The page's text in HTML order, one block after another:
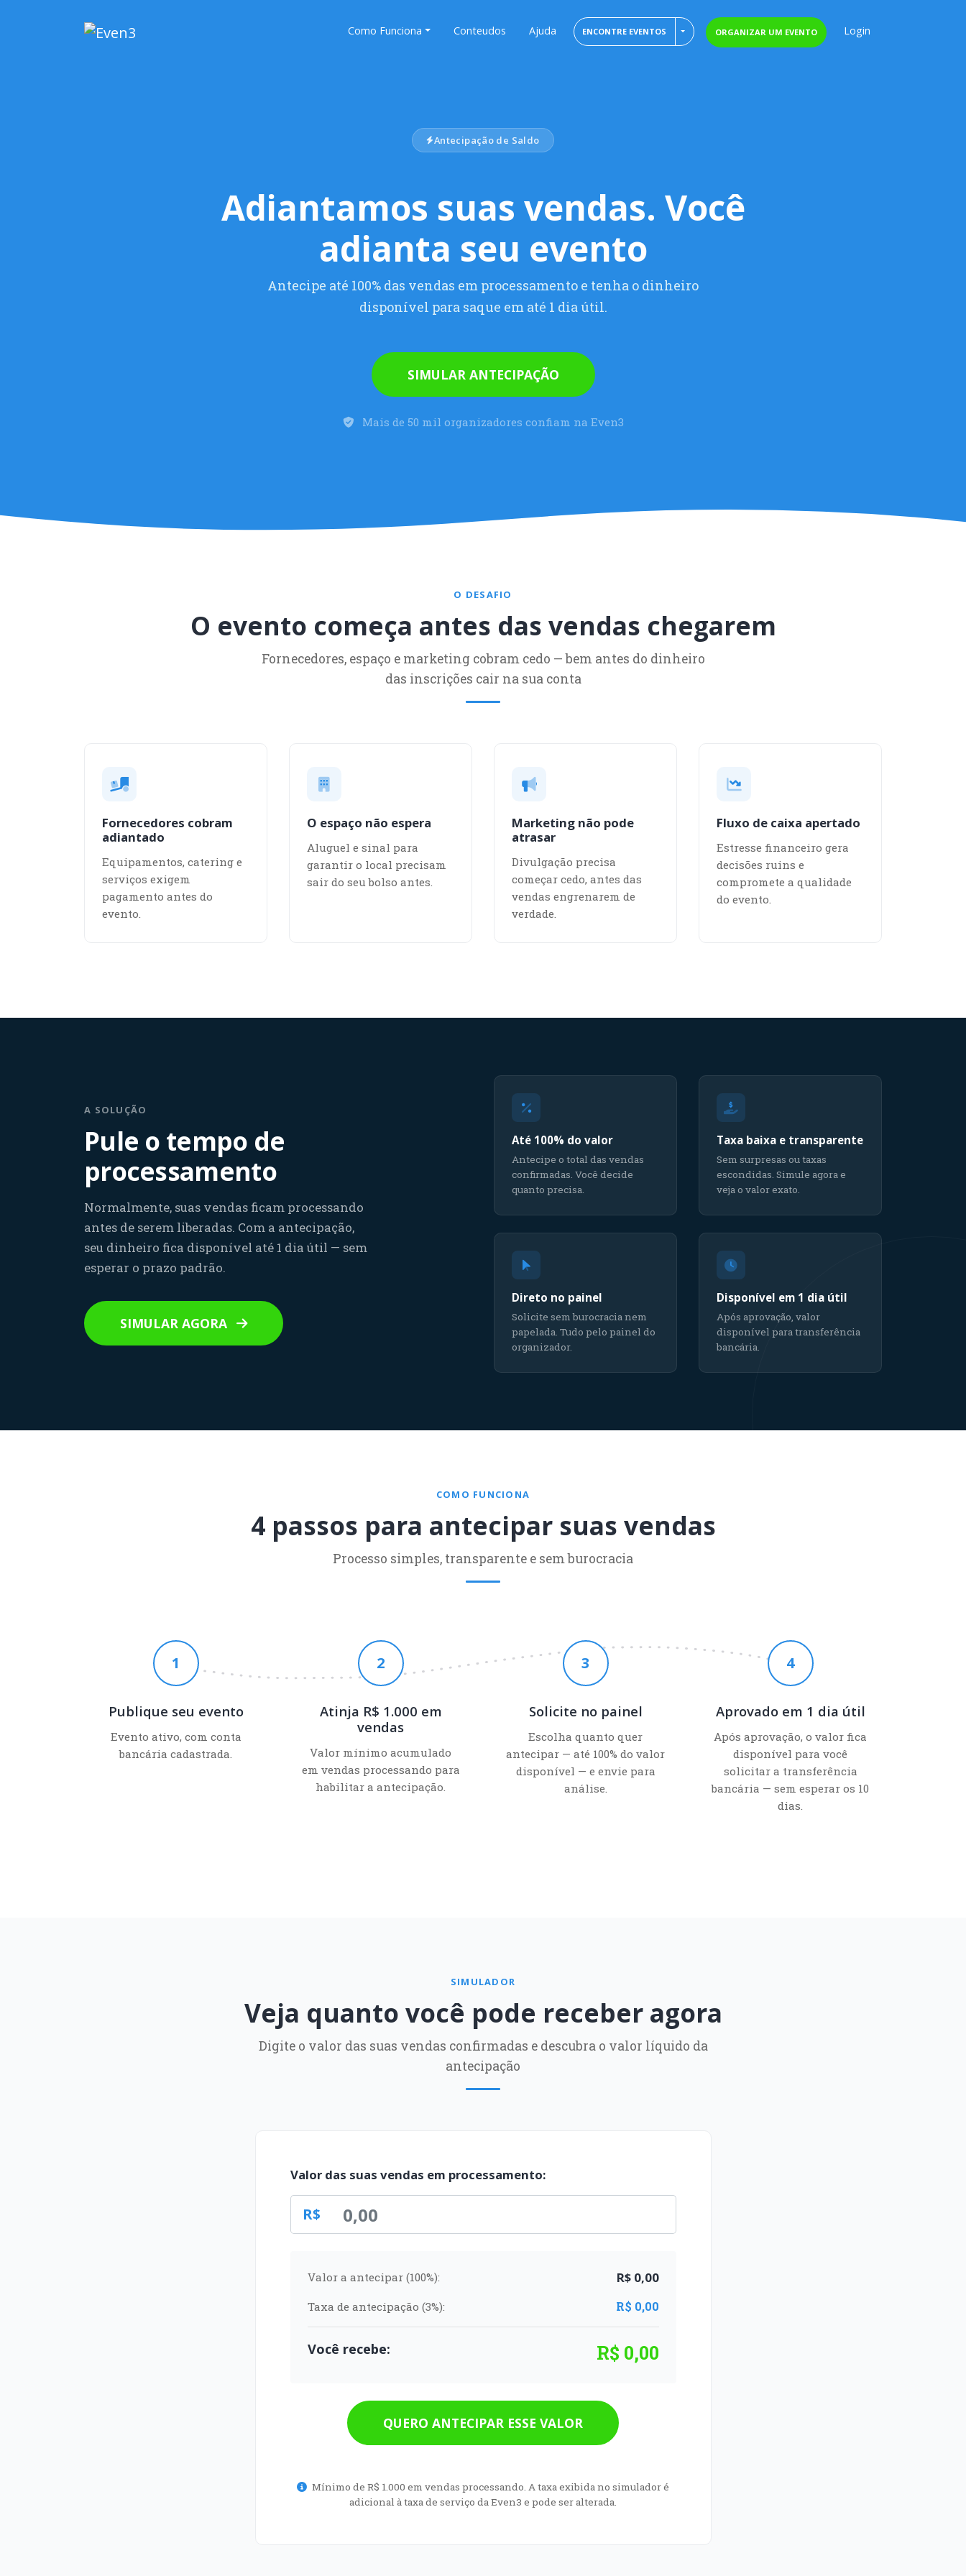
Como Funciona Conteudos Ajuda ENCONTRE EVENTOS TOGGLE DROPDOWN
ORGANIZAR UM EVENTO Login
Antecipação de Saldo
Adiantamos suas vendas. Você
adianta seu evento
Antecipe até 100% das vendas em processamento e tenha o dinheiro
disponível para saque em até 1 dia útil.
SIMULAR ANTECIPAÇÃO
Mais de 50 mil organizadores confiam na Even3
O DESAFIO
O evento começa antes das vendas chegarem
Fornecedores, espaço e marketing cobram cedo — bem antes do dinheiro
das inscrições cair na sua conta
Fornecedores cobram
adiantado
Equipamentos, catering e
serviços exigem
pagamento antes do
evento.
O espaço não espera
Aluguel e sinal para
garantir o local precisam
sair do seu bolso antes.
Marketing não pode
atrasar
Divulgação precisa
começar cedo, antes das
vendas engrenarem de
verdade.
Fluxo de caixa apertado
Estresse financeiro gera
decisões ruins e
compromete a qualidade
do evento.
A SOLUÇÃO
Pule o tempo de
processamento
Normalmente, suas vendas ficam processando
antes de serem liberadas. Com a antecipação,
seu dinheiro fica disponível até 1 dia útil — sem
esperar o prazo padrão.
SIMULAR AGORA
Até 100% do valor
Antecipe o total das vendas
confirmadas. Você decide
quanto precisa.
Taxa baixa e transparente
Sem surpresas ou taxas
escondidas. Simule agora e
veja o valor exato.
Direto no painel
Solicite sem burocracia nem
papelada. Tudo pelo painel do
organizador.
Disponível em 1 dia útil
Após aprovação, valor
disponível para transferência
bancária.
COMO FUNCIONA
4 passos para antecipar suas vendas
Processo simples, transparente e sem burocracia
1
Publique seu evento
Evento ativo, com conta
bancária cadastrada.
2
Atinja R$ 1.000 em
vendas
Valor mínimo acumulado
em vendas processando para
habilitar a antecipação.
3
Solicite no painel
Escolha quanto quer
antecipar — até 100% do valor
disponível — e envie para
análise.
4
Aprovado em 1 dia útil
Após aprovação, o valor fica
disponível para você
solicitar a transferência
bancária — sem esperar os 10
dias.
SIMULADOR
Veja quanto você pode receber agora
Digite o valor das suas vendas confirmadas e descubra o valor líquido da
antecipação
Valor das suas vendas em processamento:
R$
Valor a antecipar (100%): R$ 0,00
Taxa de antecipação (3%): R$ 0,00
Você recebe: R$ 0,00
QUERO ANTECIPAR ESSE VALOR
Mínimo de R$ 1.000 em vendas processando. A taxa exibida no simulador é
adicional à taxa de serviço da Even3 e pode ser alterada.